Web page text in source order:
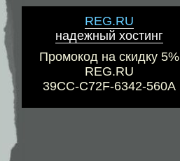
REG.RU
надежный хостинг
Промокод на скидку 5%
REG.RU
39CC-C72F-6342-560A